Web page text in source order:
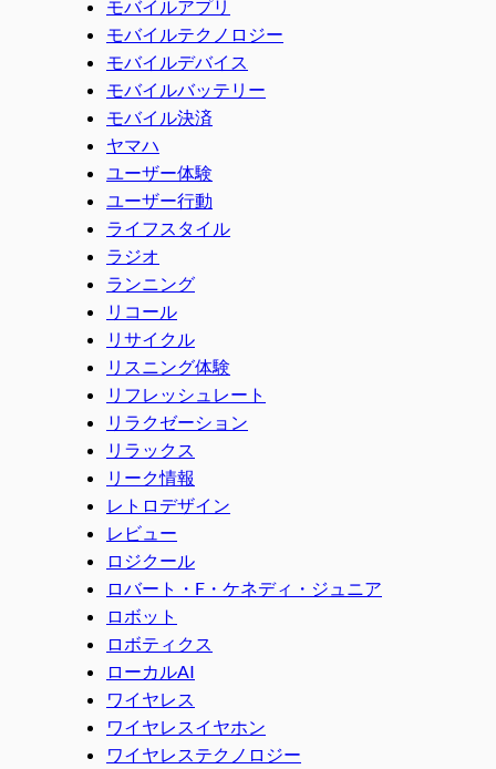
モバイルアプリ
モバイルテクノロジー
モバイルデバイス
モバイルバッテリー
モバイル決済
ヤマハ
ユーザー体験
ユーザー行動
ライフスタイル
ラジオ
ランニング
リコール
リサイクル
リスニング体験
リフレッシュレート
リラクゼーション
リラックス
リーク情報
レトロデザイン
レビュー
ロジクール
ロバート・F・ケネディ・ジュニア
ロボット
ロボティクス
ローカルAI
ワイヤレス
ワイヤレスイヤホン
ワイヤレステクノロジー